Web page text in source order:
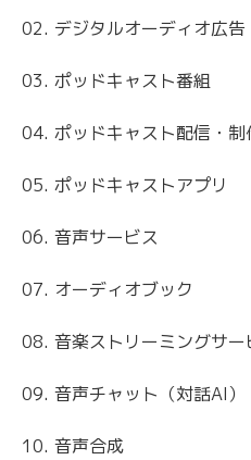
02. デジタルオーディオ広告
03. ポッドキャスト番組
04. ポッドキャスト配信・制
05. ポッドキャストアプリ
06. 音声サービス
07. オーディオブック
08. 音楽ストリーミングサー
09. 音声チャット（対話AI）
10. 音声合成